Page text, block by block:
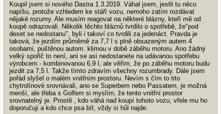
Koupil jsem si nového Dastra 1.3.2019. Váhal jsem, jestli tu něco
napíšu, protože vzhledem ke stáří vozu, nemoho zatím rozdávat
nějaké rozumy. Ale musím reagovat na některé blázny, kteří mě od
koupě odrazovali. Několik těchto bláznů tvrdilo o spotřebě, že"pod
deset se nedostanu", byli i takoví co tvrdili za jedenáct. Pravda je
taková, že jezdím průměrně za 7,7 l s plně obsazeným autem 4
osobami, puštěnou autom. klimou v době záběhu motoru. Ano žádný
velký spořič to není, ani se asi nedostanete na udávanou spotřebu
výrobcem - kombinovanou 6,9 l, ale věřím, že po záběhu motoru budu
jezdit za 7,5 l. Takže tímto zdravím všechny rozumbrady. Dále jsem
pořád slyšel o malém vnitřním prostoru. Nevím s čím to tito
chytrolínové srovnávali, ano se Superbem nebo Passatem, je možná
menší, ale třeba s Golfem si myslím, že tento vnitřní prostor
srovnatelný je. Prostě , kdo váhá nad koupí tohoto vozu, vřele mu ho
doporučuji a kdo chce psa bít, vždy si hůl najde.